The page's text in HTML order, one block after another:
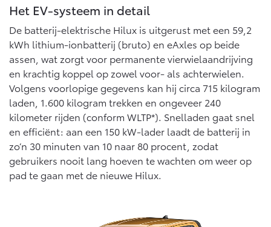
Het EV-systeem in detail
De batterij-elektrische Hilux is uitgerust met een 59,2
kWh lithium-ionbatterij (bruto) en eAxles op beide
assen, wat zorgt voor permanente vierwielaandrijving
en krachtig koppel op zowel voor- als achterwielen.
Volgens voorlopige gegevens kan hij circa 715 kilogram
laden, 1.600 kilogram trekken en ongeveer 240
kilometer rijden (conform WLTP*). Snelladen gaat snel
en efficiënt: aan een 150 kW-lader laadt de batterij in
zo’n 30 minuten van 10 naar 80 procent, zodat
gebruikers nooit lang hoeven te wachten om weer op
pad te gaan met de nieuwe Hilux.